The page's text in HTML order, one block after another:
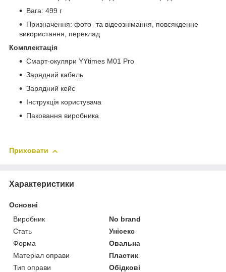
Вага: 499 г
Призначення: фото- та відеознімання, повсякденне
використання, переклад
Комплектація
Смарт-окуляри YYtimes M01 Pro
Зарядний кабель
Зарядний кейс
Інструкція користувача
Паковання виробника
Приховати
Характеристики
Основні
Виробник
No brand
Стать
Унісекс
Форма
Овальна
Матеріал оправи
Пластик
Тип оправи
Обідкові